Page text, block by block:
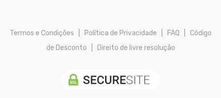
Termos e Condições Política de Privacidade FAQ
Código
de Desconto
Direito de livre resolução